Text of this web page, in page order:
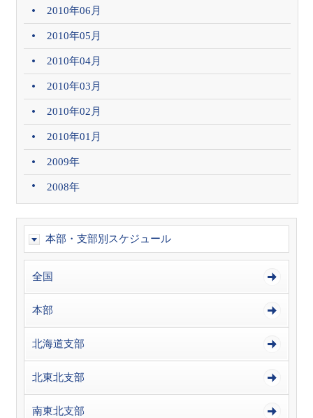
2010年06月
2010年05月
2010年04月
2010年03月
2010年02月
2010年01月
2009年
2008年
本部・支部別スケジュール
全国
本部
北海道支部
北東北支部
南東北支部